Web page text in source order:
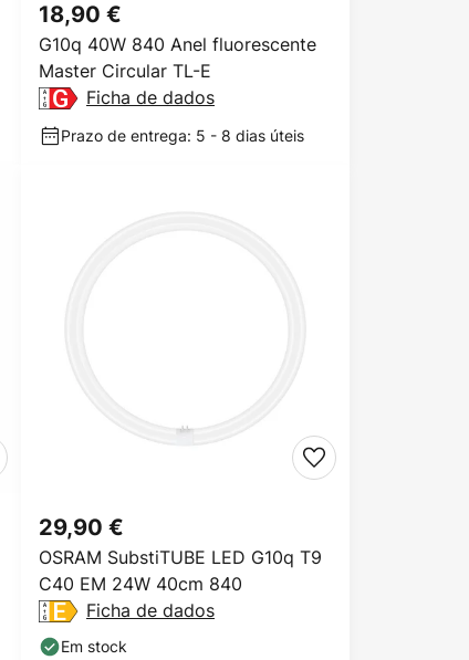
G10q 40W 840 Anel fluorescente
Master Circular TL-E
18,90 €
Ficha de dados
Prazo de entrega: 5 - 8 dias úteis
OSRAM SubstiTUBE LED G10q T9
C40 EM 24W 40cm 840
29,90 €
Ficha de dados
Em stock